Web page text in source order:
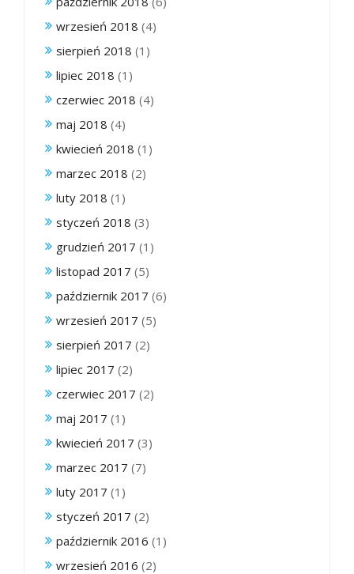
wrzesień 2018 (4)
sierpień 2018 (1)
lipiec 2018 (1)
czerwiec 2018 (4)
maj 2018 (4)
kwiecień 2018 (1)
marzec 2018 (2)
luty 2018 (1)
styczeń 2018 (3)
grudzień 2017 (1)
listopad 2017 (5)
październik 2017 (6)
wrzesień 2017 (5)
sierpień 2017 (2)
lipiec 2017 (2)
czerwiec 2017 (2)
maj 2017 (1)
kwiecień 2017 (3)
marzec 2017 (7)
luty 2017 (1)
styczeń 2017 (2)
październik 2016 (1)
wrzesień 2016 (2)